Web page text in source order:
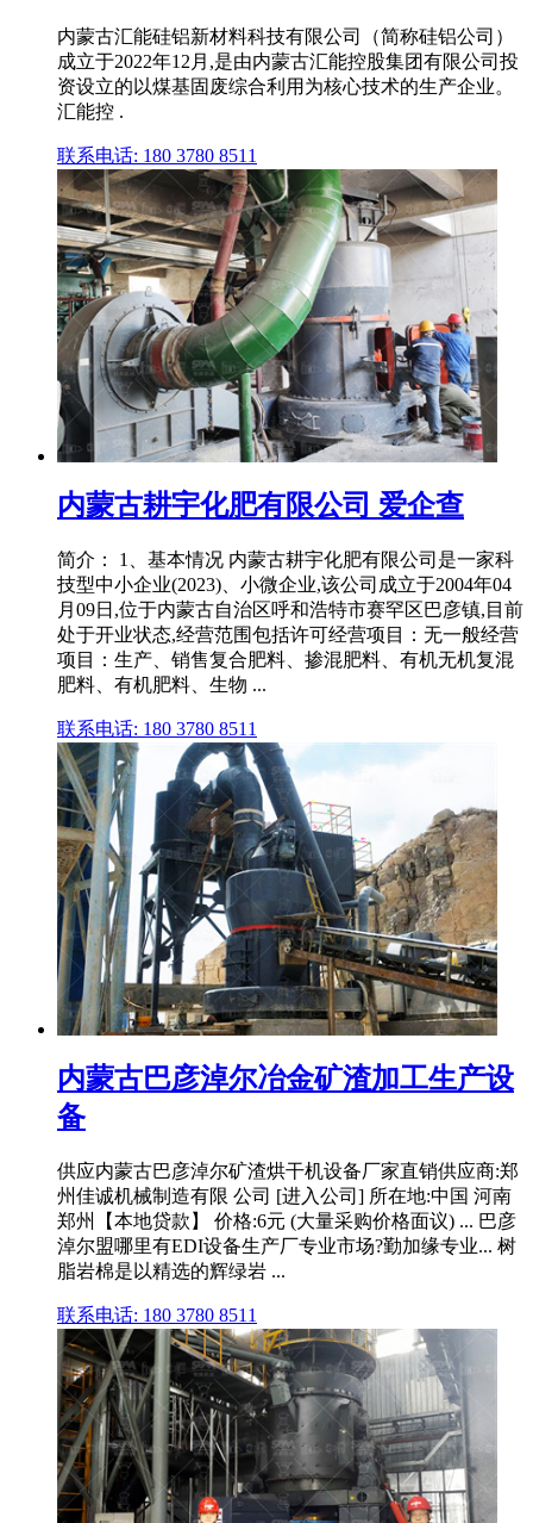
内蒙古汇能硅铝新材料科技有限公司（简称硅铝公司）
成立于2022年12月,是由内蒙古汇能控股集团有限公司投
资设立的以煤基固废综合利用为核心技术的生产企业。
汇能控 .
联系电话: 180 3780 8511
内蒙古耕宇化肥有限公司 爱企查
简介： 1、基本情况 内蒙古耕宇化肥有限公司是一家科
技型中小企业(2023)、小微企业,该公司成立于2004年04
月09日,位于内蒙古自治区呼和浩特市赛罕区巴彦镇,目前
处于开业状态,经营范围包括许可经营项目：无一般经营
项目：生产、销售复合肥料、掺混肥料、有机无机复混
肥料、有机肥料、生物 ...
联系电话: 180 3780 8511
内蒙古巴彦淖尔冶金矿渣加工生产设
备
供应内蒙古巴彦淖尔矿渣烘干机设备厂家直销供应商:郑
州佳诚机械制造有限 公司 [进入公司] 所在地:中国 河南
郑州【本地贷款】 价格:6元 (大量采购价格面议) ... 巴彦
淖尔盟哪里有EDI设备生产厂专业市场?勤加缘专业... 树
脂岩棉是以精选的辉绿岩 ...
联系电话: 180 3780 8511